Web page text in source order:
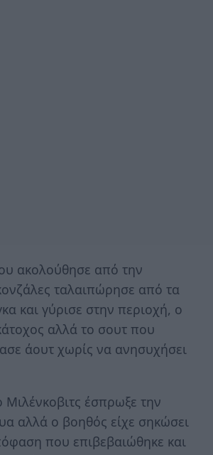
ακολούθησε από την
ταλαιπώρησε από τα
και γύρισε στην περιοχή, ο
αλλά το σουτ που
άουτ χωρίς να ανησυχήσει
Μιλένκοβιτς έσπρωξε την
αλλά ο βοηθός είχε σηκώσει
που επιβεβαιώθηκε και